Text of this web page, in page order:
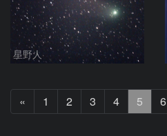
星野人
«
へ
1 2 3 4 5 6